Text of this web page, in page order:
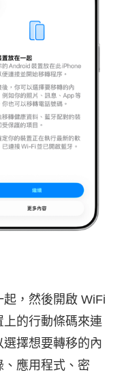
，然後開啟 WiFi
的行動條碼來連
擇想要轉移的內
應用程式、密